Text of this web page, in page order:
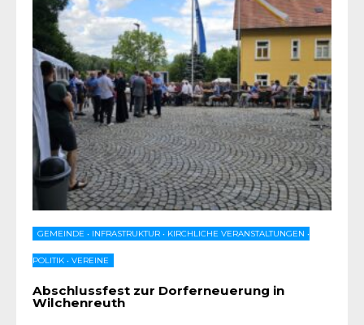
GEMEINDE • INFRASTRUKTUR • KIRCHLICHE VERANSTALTUNGEN •
POLITIK • VEREINE
Abschlussfest zur Dorferneuerung in
Wilchenreuth